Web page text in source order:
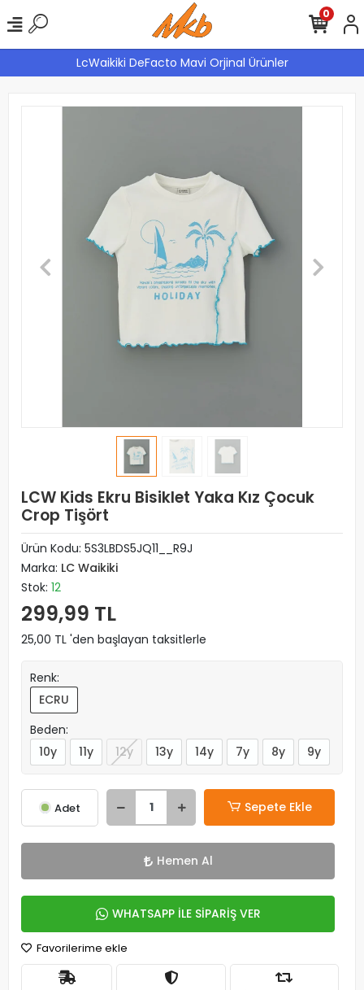
LcWaikiki DeFacto Mavi Orjinal Ürünler
0
LCW Kids Ekru Bisiklet Yaka Kız Çocuk
Crop Tişört
Ürün Kodu: 5S3LBDS5JQ11__R9J
Marka: LC Waikiki
Stok: 12
299,99 TL
25,00 TL 'den başlayan taksitlerle
Renk:
ECRU
Beden:
10y
11y 12y 13y 14y 7y 8y 9y
Adet Sepete Ekle
Hemen Al
WHATSAPP İLE SİPARİŞ VER
Favorilerime ekle